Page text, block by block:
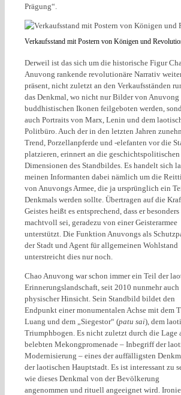
Prägung“.
Verkaufsstand mit Postern von Königen und
Derweil ist das sich um die historische Figur
Anuvong rankende revolutionäre Narrativ
präsent, nicht zuletzt an den Verkaufsständen
das Denkmal, wo nicht nur Bilder von Anuvong
buddhistischen Ikonen feilgeboten werden,
auch Portraits von Marx, Lenin und dem
Politbüro. Auch der in den letzten Jahren
Trend, Porzellanpferde und -elefanten vor die
platzieren, erinnert an die geschichtspolitischen
Dimensionen des Standbildes. Es handelt sich
meinen Informanten dabei nämlich um die
von Anuvongs Armee, die ja ursprünglich ein
Denkmals werden sollte. Übertragen auf die
Geistes heißt es entsprechend, dass er besonders
machtvoll sei, geradezu von einer Geisterarmee
unterstützt. Die Funktion Anuvongs als
der Stadt und Agent für allgemeinen Wohlstand
unterstreicht dies nur noch.
Chao Anuvong war schon immer ein Teil der
Erinnerungslandschaft, seit 2010 nunmehr auch
physischer Hinsicht. Sein Standbild bildet den
Endpunkt einer monumentalen Achse mit dem
Luang und dem „Siegestor“ (patu sai), dem
Triumphbogen. Es nicht zuletzt durch die Lage
belebten Mekongpromenade – Inbegriff der
Modernisierung – eines der auffälligsten
der laotischen Hauptstadt. Es ist interessant zu
wie dieses Denkmal von der Bevölkerung
angenommen und rituell angeeignet wird.